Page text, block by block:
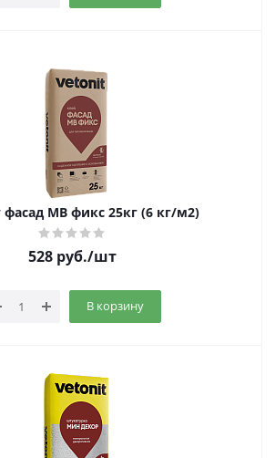
фасад МВ фикс 25кг (6 кг/м2)
528руб./шт
В корзину